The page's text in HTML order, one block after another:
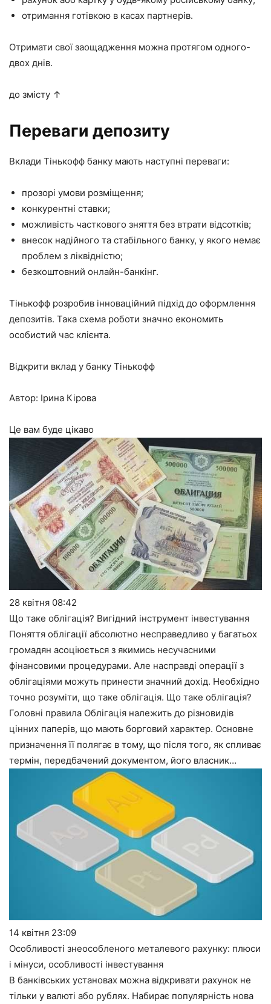
отримання готівкою в касах партнерів.
Отримати свої заощадження можна протягом одного-
двох днів.
до змісту ↑
Переваги депозиту
Вклади Тінькофф банку мають наступні переваги:
прозорі умови розміщення;
конкурентні ставки;
можливість часткового зняття без втрати відсотків;
внесок надійного та стабільного банку, у якого немає
проблем з ліквідністю;
безкоштовний онлайн-банкінг.
Тінькофф розробив інноваційний підхід до оформлення
депозитів. Така схема роботи значно економить
особистий час клієнта.
Відкрити вклад у банку Тінькофф
Автор: Ірина Кірова
Це вам буде цікаво
28 квітня 08:42
Що таке облігація? Вигідний інструмент інвестування
Поняття облігації абсолютно несправедливо у багатьох
громадян асоціюється з якимись несучасними
фінансовими процедурами. Але насправді операції з
облігаціями можуть принести значний дохід. Необхідно
точно розуміти, що таке облігація. Що таке облігація?
Головні правила Облігація належить до різновидів
цінних паперів, що мають борговий характер. Основне
призначення її полягає в тому, що після того, як спливає
термін, передбачений документом, його власник…
14 квітня 23:09
Особливості знеособленого металевого рахунку: плюси
і мінуси, особливості інвестування
В банківських установах можна відкривати рахунок не
тільки у валюті або рублях. Набирає популярність нова